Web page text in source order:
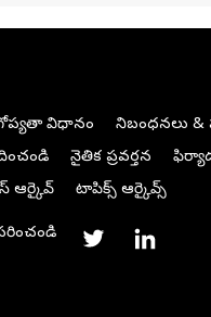
విధానం
నిబంధనలు &
నైతిక ప్రవర్తన
ఆర్కైవ్ టాపిక్స్ ఆర్కైవ్స్